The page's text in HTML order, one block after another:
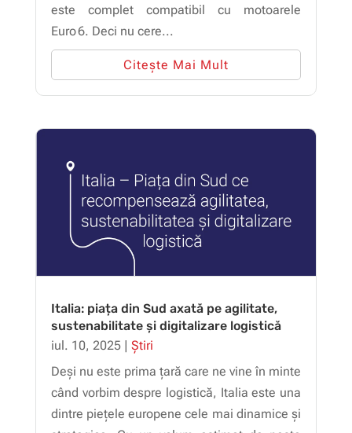
este complet compatibil cu motoarele
Euro 6. Deci nu cere...
Citește Mai Mult
Italia: piața din Sud axată pe agilitate,
sustenabilitate și digitalizare logistică
iul. 10, 2025| Știri
Deși nu este prima țară care ne vine în minte
când vorbim despre logistică, Italia este una
dintre piețele europene cele mai dinamice și